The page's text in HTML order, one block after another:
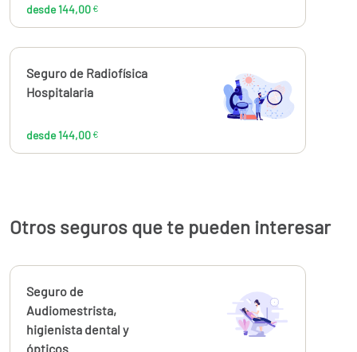
desde 144,00 €
Calcúlalo ahora
Seguro de Radiofísica
Hospitalaria
desde 144,00 €
144,00 €
Otros seguros que te pueden interesar
Calcúlalo ahora
Seguro de
Audiomestrista,
higienista dental y
ópticos
80,21€